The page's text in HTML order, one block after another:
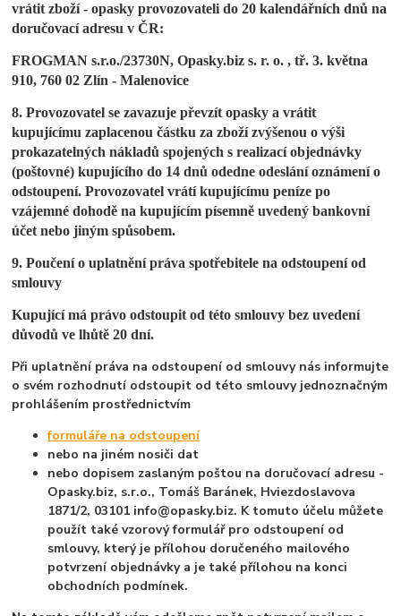
vrátit zboží - opasky provozovateli do 20 kalendářních dnů na
doručovací adresu v ČR:
FROGMAN s.r.o./23730N,Opasky.biz s. r. o. ,tř. 3. května
910, 760 02 Zlín - Malenovice
8. Provozovatel se zavazuje převzít opasky a vrátit
kupujícímu zaplacenou částku za zboží zvýšenou o výši
prokazatelných nákladů spojených s realizací objednávky
(poštovné) kupujícíhodo 14 dnů odedne odeslání oznámení o
odstoupení. Provozovatel vrátí kupujícímu peníze po
vzájemné dohodě na kupujícím písemně uvedený bankovní
účet nebo jiným spůsobem.
9. Poučení o uplatnění práva spotřebitele na odstoupení od
smlouvy
Kupující má právo odstoupit od této smlouvy bez uvedení
důvodů ve lhůtě 20 dní.
Při uplatnění práva na odstoupení od smlouvy nás informujte
o svém rozhodnutí odstoupit od této smlouvy jednoznačným
prohlášením prostřednictvím
formuláře na odstoupení
nebo na jiném nosiči dat
nebo dopisem zaslaným poštou na doručovací adresu -
Opasky.biz, s.r.o., Tomáš Baránek, Hviezdoslavova
1871/2, 03101 info@opasky.biz. K tomuto účelu můžete
použít také vzorový formulář pro odstoupení od
smlouvy, který je přílohou doručeného mailového
potvrzení objednávky a je také přílohou na konci
obchodních podmínek.